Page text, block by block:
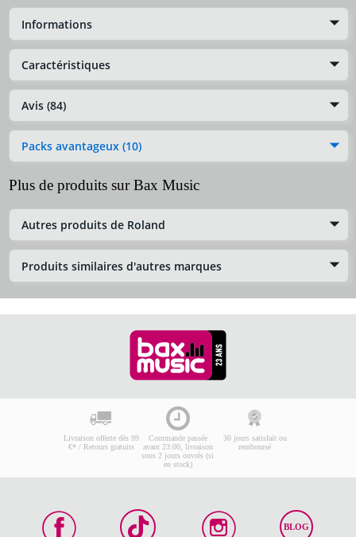
Informations
Caractéristiques
Avis (84)
Packs avantageux (10)
Plus de produits sur Bax Music
Autres produits de Roland
Produits similaires d'autres marques
Livraison offerte dès 99
€* / Retours gratuits
Commande passée
avant 23:00, livraison
sous 2 jours ouvrés (si
en stock)
30 jours satisfait ou
remboursé
BLOG